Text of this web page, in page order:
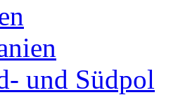
und Südpol